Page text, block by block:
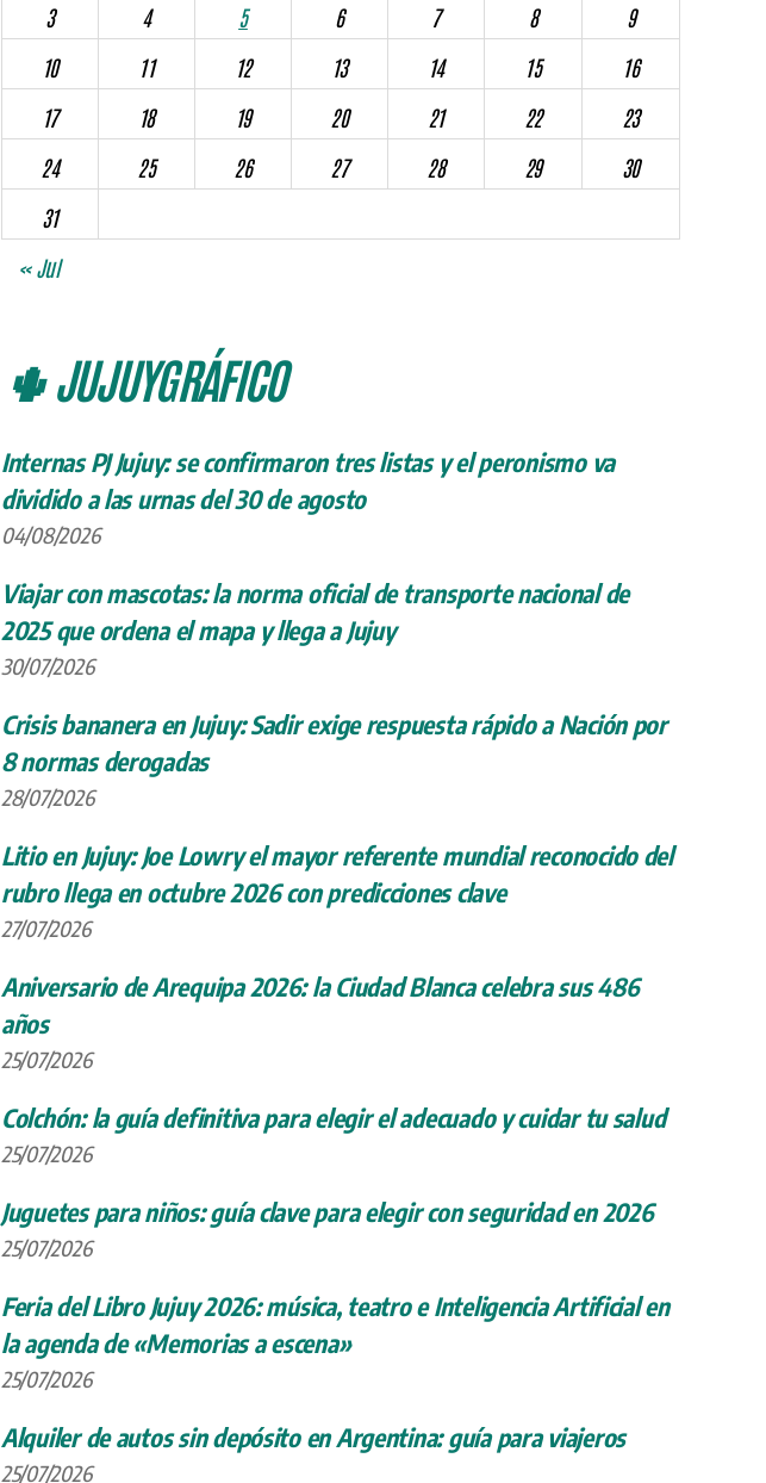
3
4 5 6 7 8
9
10
11 12 13 14 15
16
17
18 19 20 21 22
23
24
25 26 27 28 29
30
31
« Jul
🌵 JUJUYGRÁFICO
Internas PJ Jujuy: se confirmaron tres listas y el peronismo va
dividido a las urnas del 30 de agosto
04/08/2026
Viajar con mascotas: la norma oficial de transporte nacional de
2025 que ordena el mapa y llega a Jujuy
30/07/2026
Crisis bananera en Jujuy: Sadir exige respuesta rápido a Nación por
8 normas derogadas
28/07/2026
Litio en Jujuy: Joe Lowry el mayor referente mundial reconocido del
rubro llega en octubre 2026 con predicciones clave
27/07/2026
Aniversario de Arequipa 2026: la Ciudad Blanca celebra sus 486
años
25/07/2026
Colchón: la guía definitiva para elegir el adecuado y cuidar tu salud
25/07/2026
Juguetes para niños: guía clave para elegir con seguridad en 2026
25/07/2026
Feria del Libro Jujuy 2026: música, teatro e Inteligencia Artificial en
la agenda de «Memorias a escena»
25/07/2026
Alquiler de autos sin depósito en Argentina: guía para viajeros
25/07/2026